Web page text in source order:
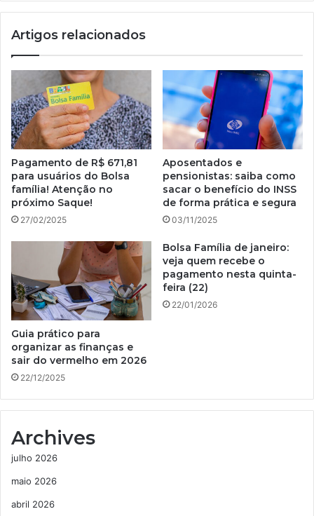
Artigos relacionados
Pagamento de R$ 671,81
para usuários do Bolsa
família! Atenção no
próximo Saque!
27/02/2025
Aposentados e
pensionistas: saiba como
sacar o benefício do INSS
de forma prática e segura
03/11/2025
Guia prático para
organizar as finanças e
sair do vermelho em 2026
22/12/2025
Bolsa Família de janeiro:
veja quem recebe o
pagamento nesta quinta-
feira (22)
22/01/2026
Archives
julho 2026
maio 2026
abril 2026